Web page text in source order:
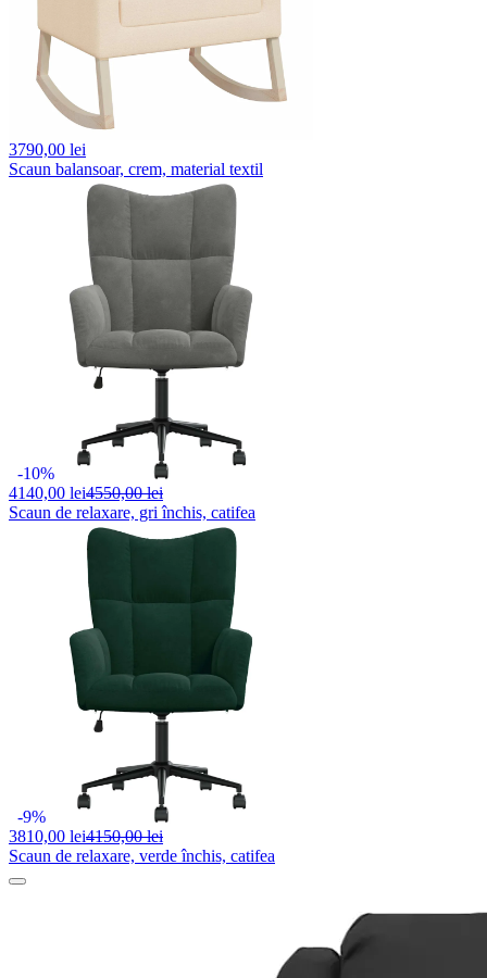
3790,00 lei
Scaun balansoar, crem, material textil
-10%
4140,00 lei4550,00 lei
Scaun de relaxare, gri închis, catifea
-9%
3810,00 lei4150,00 lei
Scaun de relaxare, verde închis, catifea